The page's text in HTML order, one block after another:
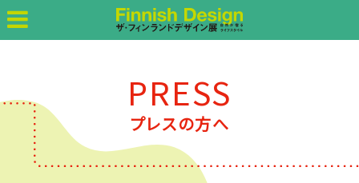
PRESS
プレスの方へ